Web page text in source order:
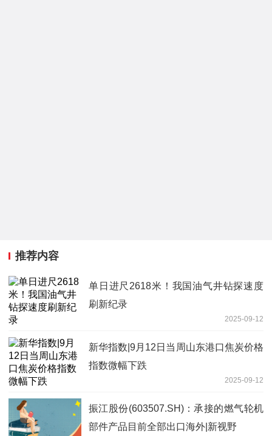
推荐内容
单日进尺2618米！我国油气井钻探速度
刷新纪录
2025-09-12
新华指数|9月12日当周山东港口焦炭价格
指数微幅下跌
2025-09-12
振江股份(603507.SH)：承接的燃气轮机
部件产品目前全部出口海外|新视野